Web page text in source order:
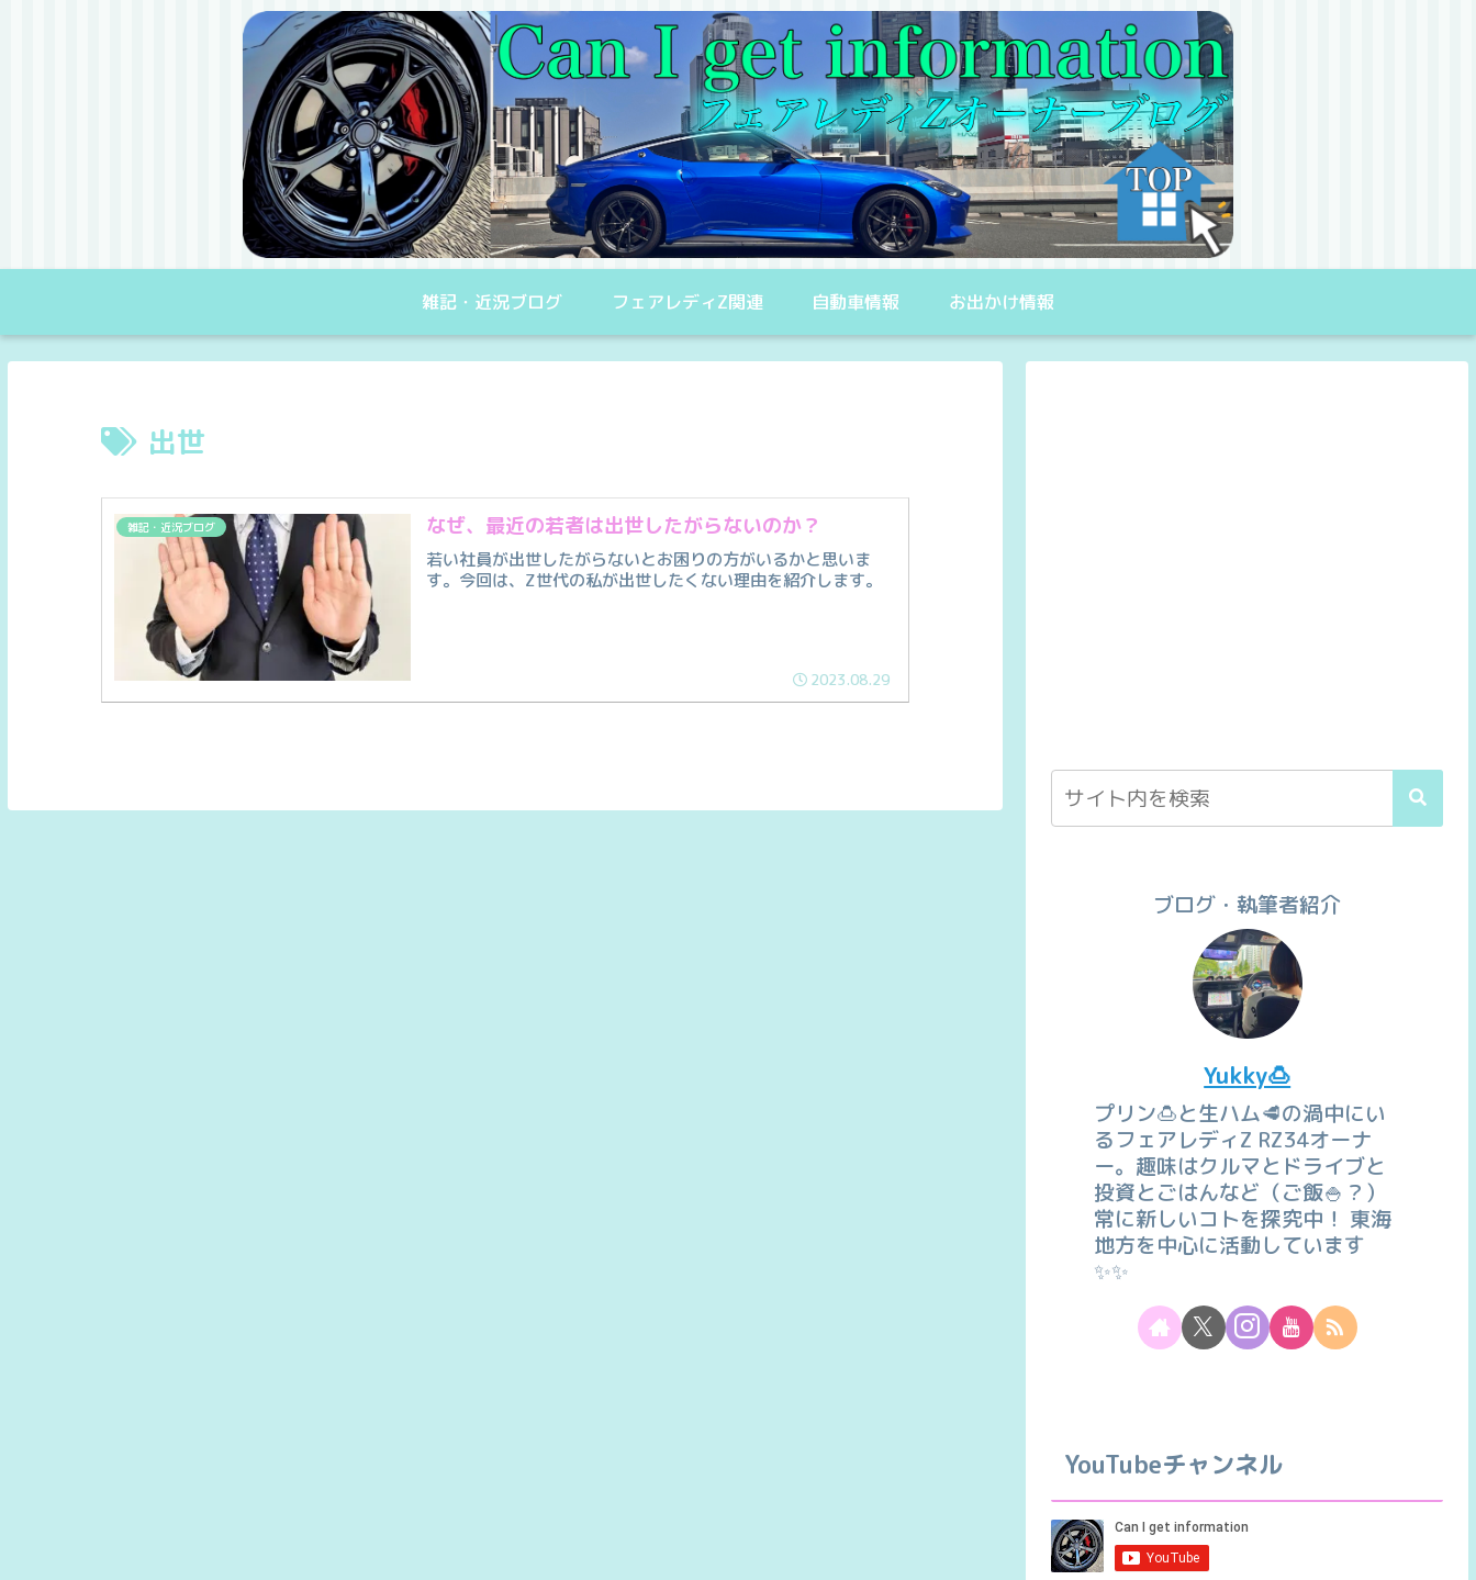
雑記・近況ブログ フェアレディZ関連 自動車情報 お出かけ情報
出世
雑記・近況ブログ なぜ、最近の若者は出世したがらないのか？
若い社員が出世したがらないとお困りの方がいるかと思いま
す。今回は、Z世代の私が出世したくない理由を紹介します。
2023.08.29
ブログ・執筆者紹介
Yukky🍮
プリン🍮と生ハム🥩の渦中にい
るフェアレディZ RZ34オーナ
ー。趣味はクルマとドライブと
投資とごはんなど（ご飯🍚？）
常に新しいコトを探究中！ 東海
地方を中心に活動しています
✨✨
YouTubeチャンネル